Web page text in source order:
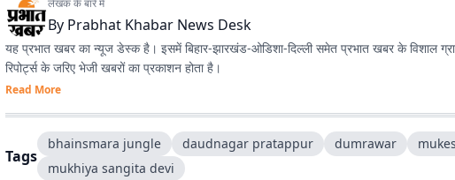
लेखक के बारे में
By Prabhat Khabar News Desk
यह प्रभात खबर का न्यूज डेस्क है। इसमें बिहार-झारखंड-ओडिशा-दिल्‍ली समेत प्रभात खबर के विशाल
रिपोर्ट्स के जरिए भेजी खबरों का प्रकाशन होता है।
Read More
Tags
bhainsmara jungle daudnagar pratappur dumrawar
mukhiya sangita devi